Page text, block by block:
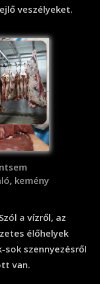
veszélyeket.
kemény
a vízről, az
élőhelyek
sok szennyezésről
van.